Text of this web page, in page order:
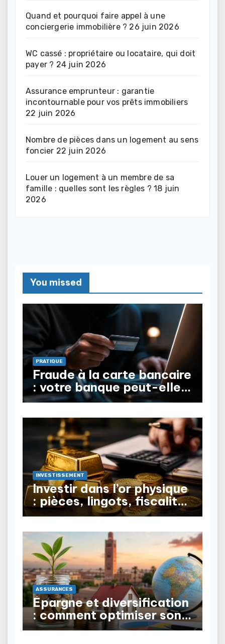
Quand et pourquoi faire appel à une
conciergerie immobilière ? 26 juin 2026
WC cassé : propriétaire ou locataire, qui doit
payer ? 24 juin 2026
Assurance emprunteur : garantie
incontournable pour vos prêts immobiliers
22 juin 2026
Nombre de pièces dans un logement au sens
foncier 22 juin 2026
Louer un logement à un membre de sa
famille : quelles sont les règles ? 18 juin
2026
You missed
PRATIQUE
Fraude à la carte bancaire
: votre banque peut-elle
vous rembourser ?
INVESTISSEMENT
Investir dans l’or physique
: pièces, lingots, fiscalité
à la revente
ASSURANCES
Épargne et diversification
: comment optimiser son
patrimoine au Maroc ?